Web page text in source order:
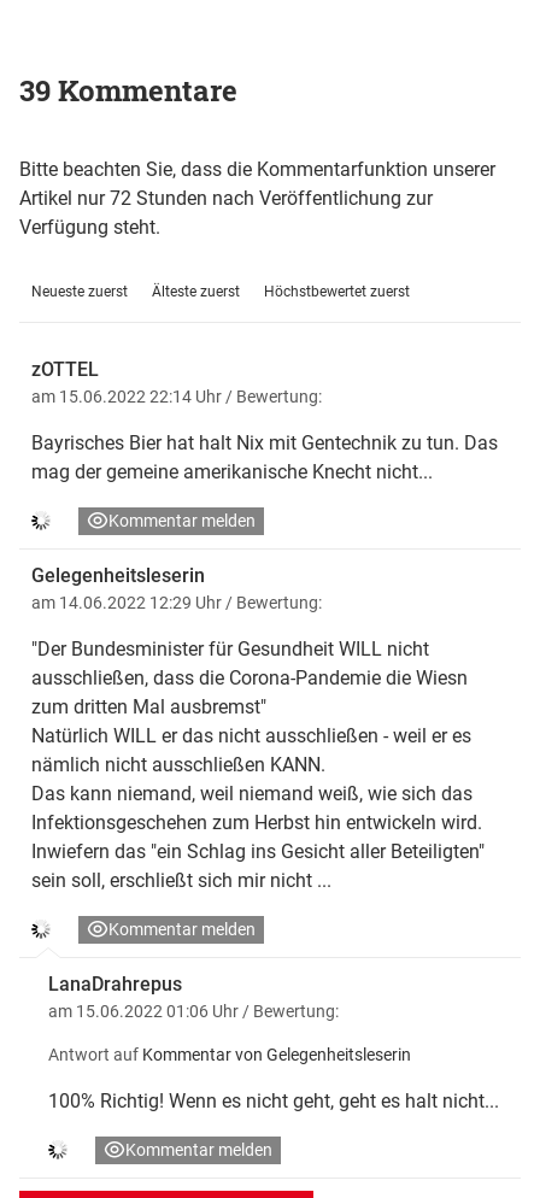
39 Kommentare
Bitte beachten Sie, dass die Kommentarfunktion unserer
Artikel nur 72 Stunden nach Veröffentlichung zur
Verfügung steht.
Neueste zuerst Älteste zuerst Höchstbewertet zuerst
zOTTEL
am 15.06.2022 22:14 Uhr / Bewertung:
Bayrisches Bier hat halt Nix mit Gentechnik zu tun. Das
mag der gemeine amerikanische Knecht nicht...
Kommentar melden
Gelegenheitsleserin
am 14.06.2022 12:29 Uhr / Bewertung:
"Der Bundesminister für Gesundheit WILL nicht
ausschließen, dass die Corona-Pandemie die Wiesn
zum dritten Mal ausbremst"
Natürlich WILL er das nicht ausschließen - weil er es
nämlich nicht ausschließen KANN.
Das kann niemand, weil niemand weiß, wie sich das
Infektionsgeschehen zum Herbst hin entwickeln wird.
Inwiefern das "ein Schlag ins Gesicht aller Beteiligten"
sein soll, erschließt sich mir nicht ...
Kommentar melden
LanaDrahrepus
am 15.06.2022 01:06 Uhr / Bewertung:
Antwort auf Kommentar von Gelegenheitsleserin
100% Richtig! Wenn es nicht geht, geht es halt nicht...
Kommentar melden